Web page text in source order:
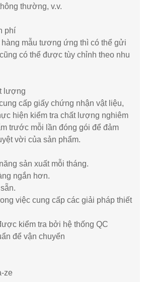
thường, v.v.
phí
hàng mẫu tương ứng thì có thể gửi
có thể được tùy chỉnh theo nhu
lượng
cấp giấy chứng nhận vật liệu,
hiện kiểm tra chất lượng nghiêm
trước mỗi lần đóng gói để đảm
vời của sản phẩm.
sản xuất mỗi tháng.
ngắn hơn.
việc cung cấp các giải pháp thiết
kiểm tra bởi hệ thống QC
để vận chuyển
ze